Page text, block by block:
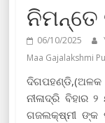
ନିମନ୍ତେ
06/10/2025
Maa Gajalakshmi
ନୀଳାଦ୍ରି ବିହାର
ଗଜଲକ୍ଷ୍ମୀ ଙ୍କ